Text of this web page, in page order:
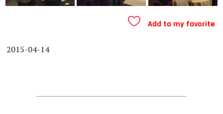
Add to my favorite
2015-04-14